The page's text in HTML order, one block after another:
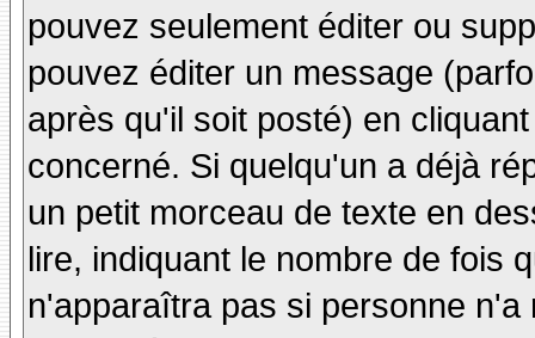
pouvez seulement éditer ou
pouvez éditer un message
après qu'il soit posté) en
concerné. Si quelqu'un a déjà
un petit morceau de texte en
lire, indiquant le nombre de fois
n'apparaîtra pas si personne